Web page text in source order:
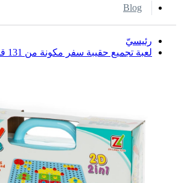
Blog
رئيسيّ
لعبة تجميع حقيبة سفر مكونة من 131 قطعة